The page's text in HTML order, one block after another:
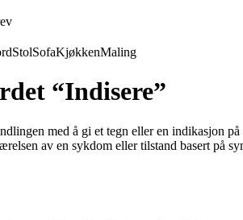
StolSofaKjøkkenMaling
“Indisere”
med å gi et tegn eller en indikasjon
av en sykdom eller tilstand basert på